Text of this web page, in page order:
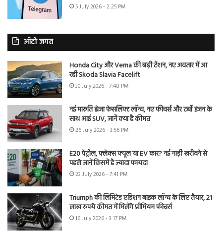
5 July 2026 - 2:25 PM
ऑटो जगत
Honda City और Verna की बढ़ी टेंशन, नए अवतार में आ
रही Skoda Slavia Facelift
30 July 2026 - 7:48 PM
नई मारुति ब्रेजा फेसलिफ्ट लॉन्च, नए फीचर्स और टर्बो इंजन के
साथ आई SUV, जानें क्या है कीमत
26 July 2026 - 3:56 PM
E20 पेट्रोल, फ्लेक्स फ्यूल या EV कार? नई गाड़ी खरीदने से
पहले जानें किसमें है ज्यादा फायदा
23 July 2026 - 7:41 PM
Triumph की लिमिटेड एडिशन बाइक लॉन्च के लिए तैयार, 21
लाख रुपये कीमत में मिलेंगे प्रीमियम फीचर्स
16 July 2026 - 3:17 PM